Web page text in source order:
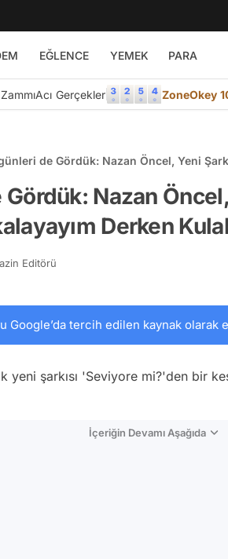
EĞLENCE YEMEK PARA
Acı Gerçekler ZoneOkey
de Gördük: Nazan Öncel, Yeni
Nazan Öncel,
Derken
Editörü
Google’da tercih edilen kaynak olarak
yeni şarkısı 'Seviyore mi?'den bir
İçeriğin Devamı Aşağıda